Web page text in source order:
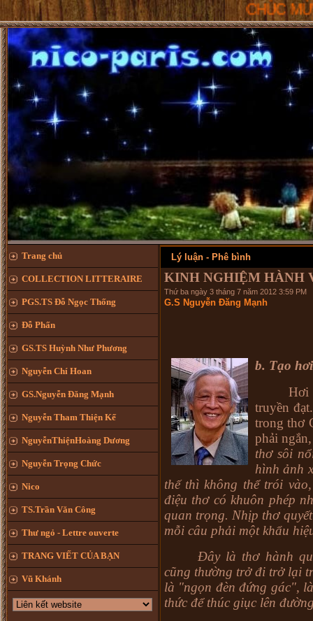
CHÚC MỪNG
Trang chủ
COLLECTION LITTERAIRE
PGS.TS Đỗ Ngọc Thống
Đỗ Phấn
GS.TS Huỳnh Như Phương
Nguyễn Chí Hoan
GS.Nguyễn Đăng Mạnh
Nguyễn Tham Thiện Kế
NguyễnThiệnHoàng Dương
Nguyễn Trọng Chức
Nico
TS.Trần Văn Công
Thư ngỏ - Lettre ouverte
TRANG VIẾT CỦA BẠN
Vũ Khánh
Lý luận - Phê bình
KINH NGHIỆM HÀNH
Thứ ba ngày 3 tháng 7 năm 2012 3:59 PM
G.S Nguyễn Đăng Mạnh
b. Tạo
Hơi
truyền
trong thơ
phải
thơ sôi
hình ảnh
thế thì không thể trói
điệu thơ có khuôn phép
quan trọng. Nhịp thơ
mỗi câu phải một khẩu
Đây là thơ hành
cũng thường trở đi trở lại
là "ngọn đèn đứng gác",
thức để thúc giục lên